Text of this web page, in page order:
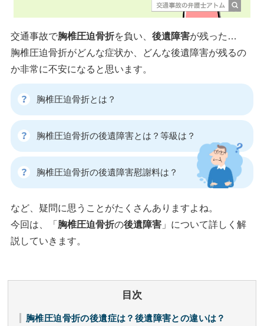
交通事故で胸椎圧迫骨折を負い、 後遺障害が残った…
胸椎圧迫骨折がどんな症状か、どんな後遺障害が残るの
か非常に不安になると思います。
胸椎圧迫骨折とは？
胸椎圧迫骨折の後遺障害とは？等級は？
胸椎圧迫骨折の後遺障害慰謝料は？
など、疑問に思うことがたくさんありますよね。
今回は、「 胸椎圧迫骨折の後遺障害」について詳しく解
説していきます。
目次
胸椎圧迫骨折の後遺症は？後遺障害との違いは？